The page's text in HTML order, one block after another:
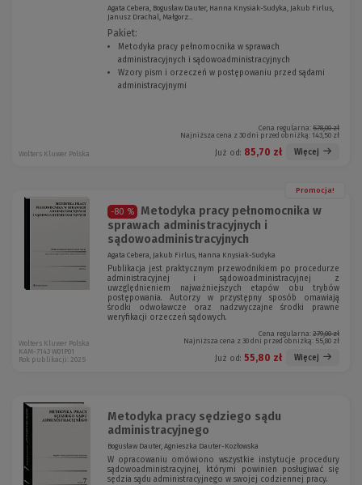
Agata Cebera, Bogusław Dauter, Hanna Knysiak-Sudyka, Jakub Firlus,
Janusz Drachal, Małgorz...
Pakiet:
Metodyka pracy pełnomocnika w sprawach
administracyjnych i sądowoadministracyjnych
N
o
k
n
Wzory pism i orzeczeń w postępowaniu przed sądami
administracyjnymi
e
Cena regularna: 578,00 zł
Najniższa cena z 30 dni przed obniżką: 143,50 zł
Już od: 85,70 zł Więcej
Wolters Kluwer Polska
Promocja!
-80 %
Metodyka pracy pełnomocnika w
sprawach administracyjnych i
sądowoadministracyjnych
Agata Cebera, Jakub Firlus, Hanna Knysiak-Sudyka
Publikacja jest praktycznym przewodnikiem po procedurze
administracyjnej i sądowoadministracyjnej z
uwzględnieniem najważniejszych etapów obu trybów
postępowania. Autorzy w przystępny sposób omawiają
środki odwoławcze oraz nadzwyczajne środki prawne
weryfikacji orzeczeń sądowych.
Cena regularna: 279,00 zł
Najniższa cena z 30 dni przed obniżką: 55,80 zł
Już od: 55,80 zł Więcej
Wolters Kluwer Polska
KAM-7143 W01P01
Rok publikacji: 2025
Metodyka pracy sędziego sądu
administracyjnego
Bogusław Dauter, Agnieszka Dauter-Kozłowska
W opracowaniu omówiono wszystkie instytucje procedury
sądowoadministracyjnej, którymi powinien posługiwać się
sędzia sądu administracyjnego w swojej codziennej pracy.